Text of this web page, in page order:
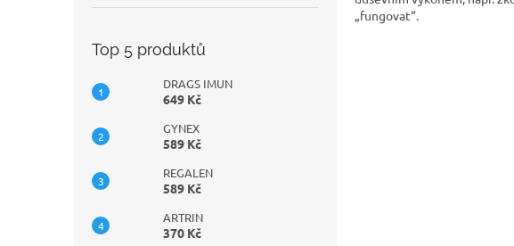
Top 5 produktů
DRAGS IMUN
649 Kč
GYNEX
589 Kč
REGALEN
589 Kč
ARTRIN
370 Kč
„fungovat“.